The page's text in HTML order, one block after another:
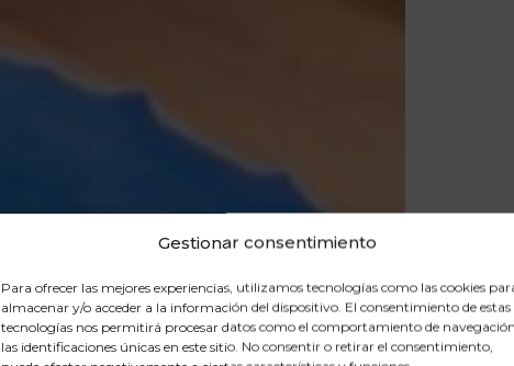
Gestionar consentimiento
Para ofrecer las mejores experiencias, utilizamos tecnologías como las cookies
almacenar y/o acceder a la información del dispositivo. El consentimiento de estas
tecnologías nos permitirá procesar datos como el comportamiento de
las identificaciones únicas en este sitio. No consentir o retirar el consentimiento,